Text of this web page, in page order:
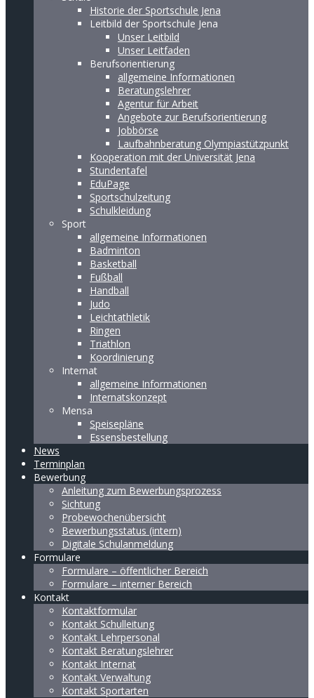
Historie der Sportschule Jena
Leitbild der Sportschule Jena
Unser Leitbild
Unser Leitfaden
Berufsorientierung
allgemeine Informationen
Beratungslehrer
Agentur für Arbeit
Angebote zur Berufsorientierung
Jobbörse
Laufbahnberatung Olympiastützpunkt
Kooperation mit der Universität Jena
Stundentafel
EduPage
Sportschulzeitung
Schulkleidung
Sport
allgemeine Informationen
Badminton
Basketball
Fußball
Handball
Judo
Leichtathletik
Ringen
Triathlon
Koordinierung
Internat
allgemeine Informationen
Internatskonzept
Mensa
Speisepläne
Essensbestellung
News
Terminplan
Bewerbung
Anleitung zum Bewerbungsprozess
Sichtung
Probewochenübersicht
Bewerbungsstatus (intern)
Digitale Schulanmeldung
Formulare
Formulare – öffentlicher Bereich
Formulare – interner Bereich
Kontakt
Kontaktformular
Kontakt Schulleitung
Kontakt Lehrpersonal
Kontakt Beratungslehrer
Kontakt Internat
Kontakt Verwaltung
Kontakt Sportarten